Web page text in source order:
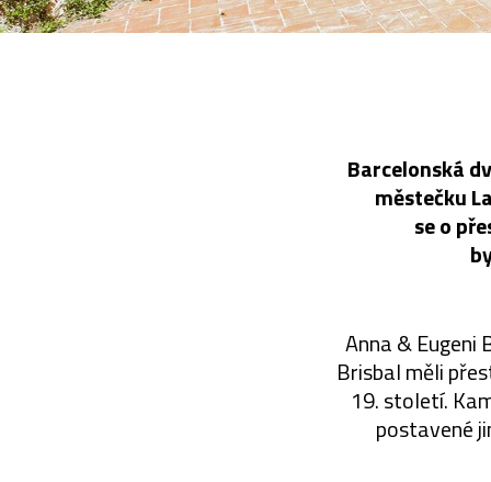
Barcelonská
městečku
se o
Anna & Eugeni
Brisbal měli
19. století.
postavené